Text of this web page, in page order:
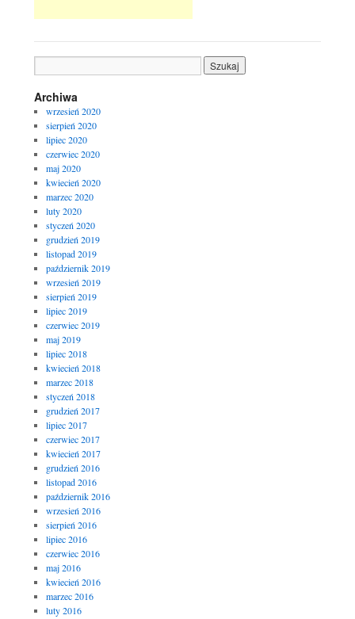
Archiwa
wrzesień 2020
sierpień 2020
lipiec 2020
czerwiec 2020
maj 2020
kwiecień 2020
marzec 2020
luty 2020
styczeń 2020
grudzień 2019
listopad 2019
październik 2019
wrzesień 2019
sierpień 2019
lipiec 2019
czerwiec 2019
maj 2019
lipiec 2018
kwiecień 2018
marzec 2018
styczeń 2018
grudzień 2017
lipiec 2017
czerwiec 2017
kwiecień 2017
grudzień 2016
listopad 2016
październik 2016
wrzesień 2016
sierpień 2016
lipiec 2016
czerwiec 2016
maj 2016
kwiecień 2016
marzec 2016
luty 2016